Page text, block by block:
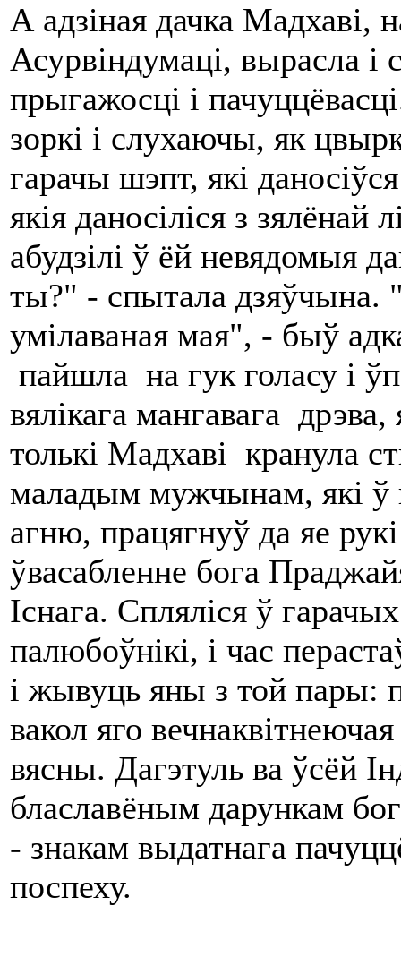
А адзіная дачка Мадхаві,
Асурвіндумаці, вырасла і
прыгажосці і
зоркі і слухаючы, як
гарачы шэпт, які
якія даносіліся з зялёнай
абудзілі ў ёй невядомыя
ты?" - спытала дзяўчына.
умілаваная мая", - быў
пайшла на гук голасу і
вялікага мангавага
толькі Мадхаві кранула
маладым мужчынам, які ў
агню, працягнуў да яе
ўвасабленне бога
Існага. Спляліся ў
палюбоўнікі, і час
і жывуць яны з той пары:
вакол яго
вясны. Дагэтуль ва ўсёй
блаславёным дарункам
- знакам выдатнага
поспеху.